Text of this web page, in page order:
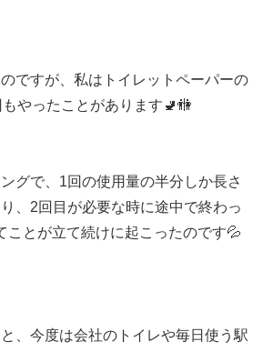
ですが、私はトイレットペーパーの
やったことがあります🚽🚻
グで、1回の使用量の半分しか長さ
、2回目が必要な時に途中で終わっ
ことが立て続けに起こったのです💦
、今度は会社のトイレや毎日使う駅